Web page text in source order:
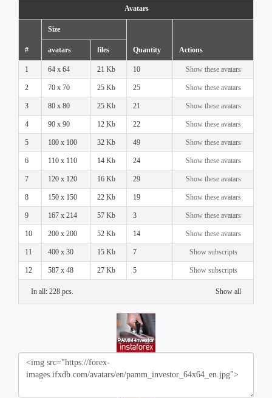
Avatars
#
Size
Quantity Actions
avatars files
1 64 x 64 21 Kb 10 Show these avatars
2 70 x 70 25 Kb 25 Show these avatars
3 80 x 80 25 Kb 21 Show these avatars
4 90 x 90 12 Kb 22 Show these avatars
5 100 x 100 32 Kb 49 Show these avatars
6 110 x 110 14 Kb 24 Show these avatars
7 120 x 120 16 Kb 29 Show these avatars
8 150 x 150 22 Kb 19 Show these avatars
9 167 x 214 57 Kb 3 Show these avatars
10 200 x 200 52 Kb 14 Show these avatars
11 400 x 30 15 Kb 7 Show subscripts
12 587 x 48 27 Kb 5 Show subscripts
In all: 228 pcs. Show all